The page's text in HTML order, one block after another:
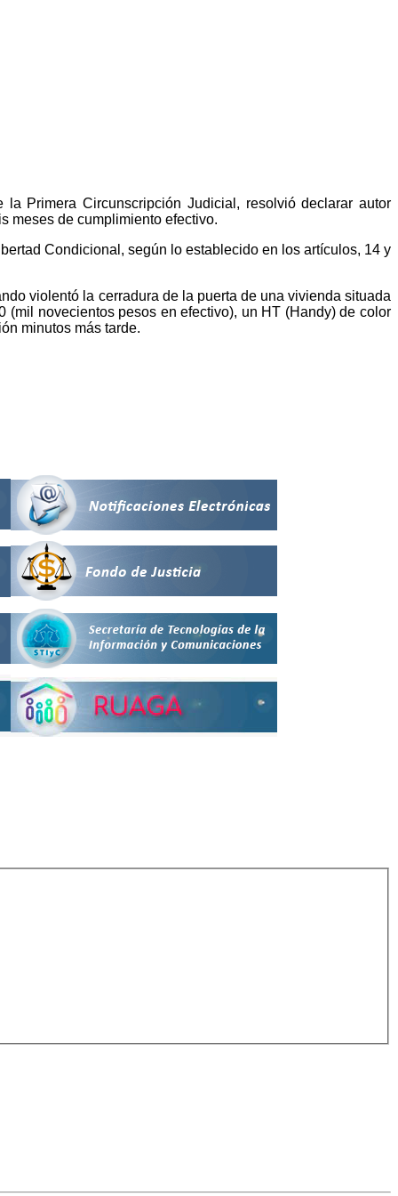
Primera Circunscripción Judicial, resolvió declarar autor
meses de cumplimiento efectivo.
Condicional, según lo establecido en los artículos, 14 y
violentó la cerradura de la puerta de una vivienda situada
novecientos pesos en efectivo), un HT (Handy) de color
minutos más tarde.